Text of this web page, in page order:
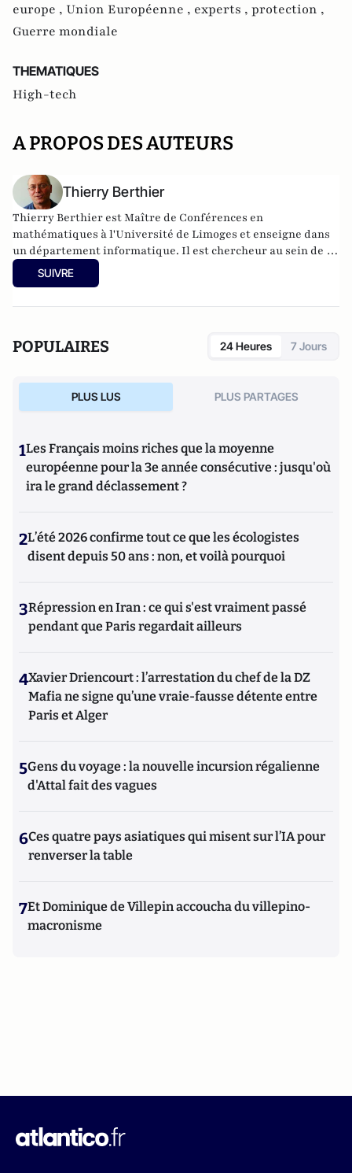
europe , Union Européenne , experts , protection ,
Guerre mondiale
THEMATIQUES
High-tech
A PROPOS DES AUTEURS
Thierry Berthier
Thierry Berthier est Maître de Conférences en
mathématiques à l'Université de Limoges et enseigne dans
un département informatique. Il est chercheur au sein de la
Chaire de cybersécurité & cyberdéfense Saint-Cyr – Thales
-Sogeti et est membre de l'Institut Fredrik Bull.
SUIVRE
POPULAIRES 24 Heures 7 Jours
PLUS LUS PLUS PARTAGES
1Les Français moins riches que la moyenne
européenne pour la 3e année consécutive : jusqu'où
ira le grand déclassement ?
2L’été 2026 confirme tout ce que les écologistes
disent depuis 50 ans : non, et voilà pourquoi
3Répression en Iran : ce qui s'est vraiment passé
pendant que Paris regardait ailleurs
4Xavier Driencourt : l’arrestation du chef de la DZ
Mafia ne signe qu’une vraie-fausse détente entre
Paris et Alger
5Gens du voyage : la nouvelle incursion régalienne
d'Attal fait des vagues
6Ces quatre pays asiatiques qui misent sur l’IA pour
renverser la table
7Et Dominique de Villepin accoucha du villepino-
macronisme